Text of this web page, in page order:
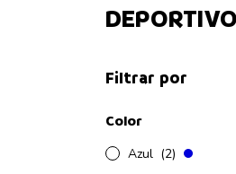
Filtrar por
Color
Azul (2)